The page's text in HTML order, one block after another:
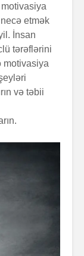
motivasiya
etmək
İnsan
tərəflərini
motivasiya
və təbii